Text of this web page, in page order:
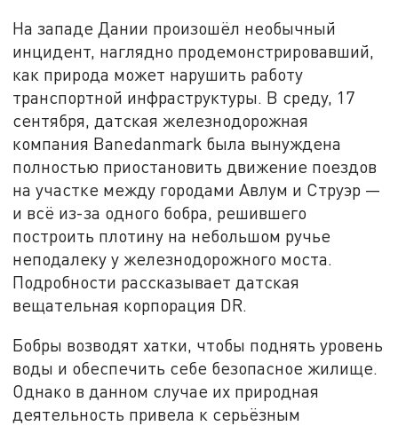
На западе Дании произошёл необычный
инцидент, наглядно продемонстрировавший,
как природа может нарушить работу
транспортной инфраструктуры. В среду, 17
сентября, датская железнодорожная
компания Banedanmark была вынуждена
полностью приостановить движение поездов
на участке между городами Авлум и Струэр —
и всё из-за одного бобра, решившего
построить плотину на небольшом ручье
неподалеку у железнодорожного моста.
Подробности рассказывает датская
вещательная корпорация DR.
Бобры возводят хатки, чтобы поднять уровень
воды и обеспечить себе безопасное жилище.
Однако в данном случае их природная
деятельность привела к серьёзным